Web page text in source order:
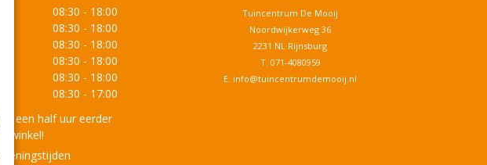
08:30 - 18:00
08:30 - 18:00
08:30 - 18:00
08:30 - 18:00
08:30 - 18:00
08:30 - 17:00
een half uur eerder
winkel!
Tuincentrum De Mooij
Noordwijkerweg 36
2231 NL Rijnsburg
T. 071-4080959
E. info@tuincentrumdemooij.nl